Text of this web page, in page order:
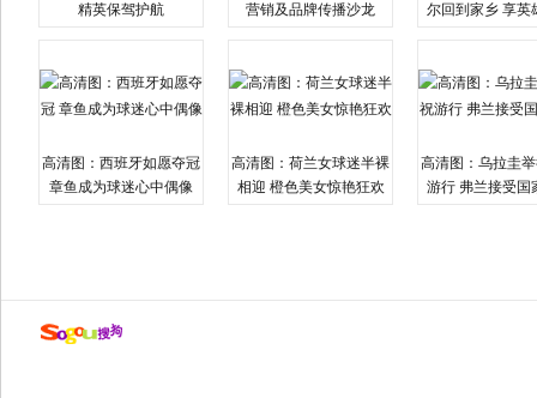
精英保驾护航
营销及品牌传播沙龙
尔回到家乡 享英
高清图：西班牙如愿夺冠
章鱼成为球迷心中偶像
高清图：荷兰女球迷半裸
相迎 橙色美女惊艳狂欢
高清图：乌拉圭
游行 弗兰接受国